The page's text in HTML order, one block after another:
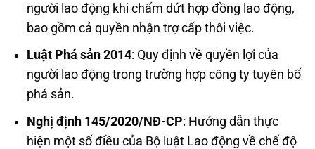
người lao động khi chấm dứt hợp đồng lao động,
bao gồm cả quyền nhận trợ cấp thôi việc.
Luật Phá sản 2014: Quy định về quyền lợi của
người lao động trong trường hợp công ty tuyên bố
phá sản.
Nghị định 145/2020/NĐ-CP: Hướng dẫn thực
hiện một số điều của Bộ luật Lao động về chế độ